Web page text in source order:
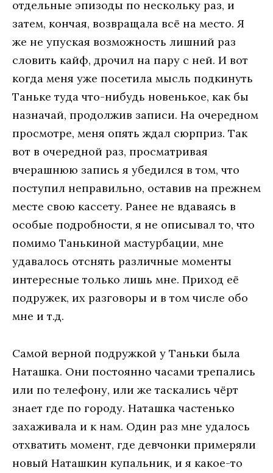
отдельные эпизоды по нескольку раз, и
затем, кончая, возвращала всё на место. Я
же не упуская возможность лишний раз
словить кайф, дрочил на пару с ней. И вот
когда меня уже посетила мысль подкинуть
Таньке туда что-нибудь новенькое, как бы
назначай, продолжив записи. На очередном
просмотре, меня опять ждал сюрприз. Так
вот в очередной раз, просматривая
вчерашнюю запись я убедился в том, что
поступил неправильно, оставив на прежнем
месте свою кассету. Ранее не вдаваясь в
особые подробности, я не описывал то, что
помимо Танькиной мастурбации, мне
удавалось отснять различные моменты
интересные только лишь мне. Приход её
подружек, их разговоры и в том числе обо
мне и т.д.
Самой верной подружкой у Таньки была
Наташка. Они постоянно часами трепались
или по телефону, или же таскались чёрт
знает где по городу. Наташка частенько
захаживала и к нам. Один раз мне удалось
отхватить момент, где девчонки примеряли
новый Наташкин купальник, и я какое-то